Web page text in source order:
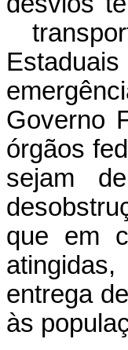
Governo
órgãos
sejam
que em
entrega
às